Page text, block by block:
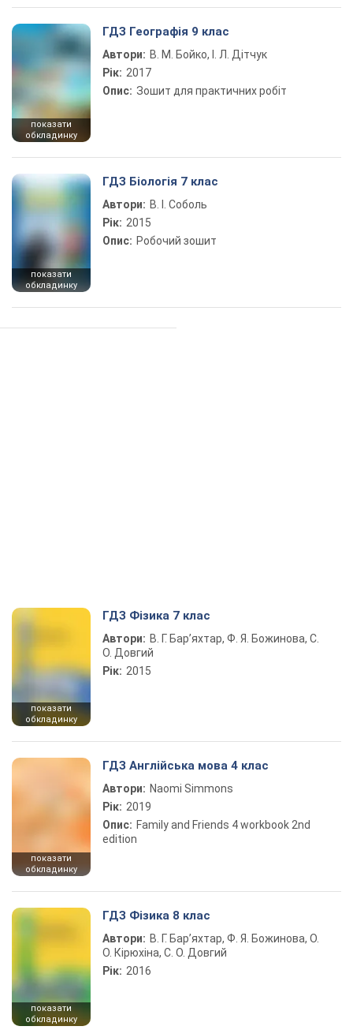
показати
обкладинку
ГДЗ Географія 9 клас
Автори: В. М. Бойко, І. Л. Дітчук
Рік: 2017
Опис: Зошит для практичних робіт
показати
обкладинку
ГДЗ Біологія 7 клас
Автори: В. І. Соболь
Рік: 2015
Опис: Робочий зошит
показати
обкладинку
ГДЗ Фізика 7 клас
Автори: В. Г. Бар’яхтар, Ф. Я. Божинова, С.
О. Довгий
Рік: 2015
показати
обкладинку
ГДЗ Англійська мова 4 клас
Автори: Naomi Simmons
Рік: 2019
Опис: Family and Friends 4 workbook 2nd
edition
показати
обкладинку
ГДЗ Фізика 8 клас
Автори: В. Г. Бар’яхтар, Ф. Я. Божинова, О.
О. Кірюхіна, С. О. Довгий
Рік: 2016